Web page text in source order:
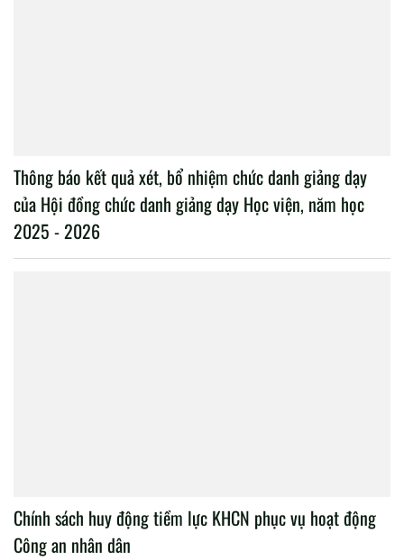
Thông báo kết quả xét, bổ nhiệm chức danh giảng dạy
của Hội đồng chức danh giảng dạy Học viện, năm học
2025 - 2026
Chính sách huy động tiềm lực KHCN phục vụ hoạt động
Công an nhân dân